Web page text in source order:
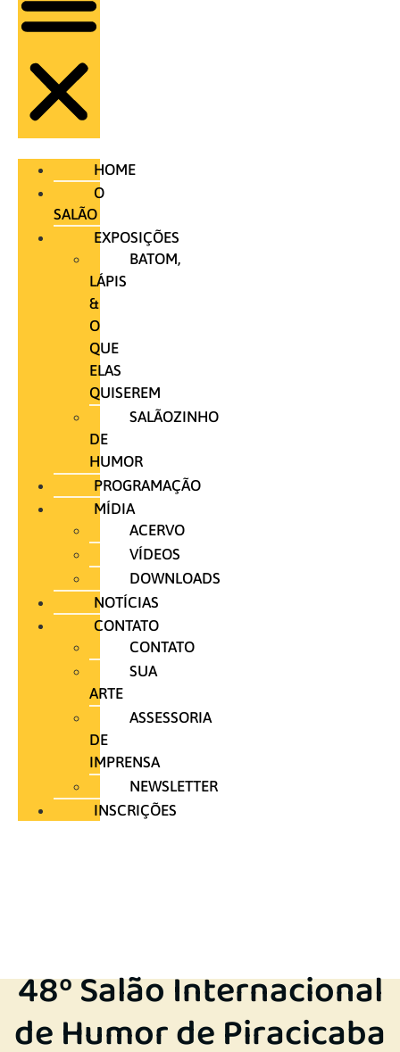
HOME
O
SALÃO
EXPOSIÇÕES
BATOM,
LÁPIS
&
O
QUE
ELAS
QUISEREM
SALÃOZINHO
DE
HUMOR
PROGRAMAÇÃO
MÍDIA
ACERVO
VÍDEOS
DOWNLOADS
NOTÍCIAS
CONTATO
CONTATO
SUA
ARTE
ASSESSORIA
DE
IMPRENSA
NEWSLETTER
INSCRIÇÕES
48º Salão Internacional